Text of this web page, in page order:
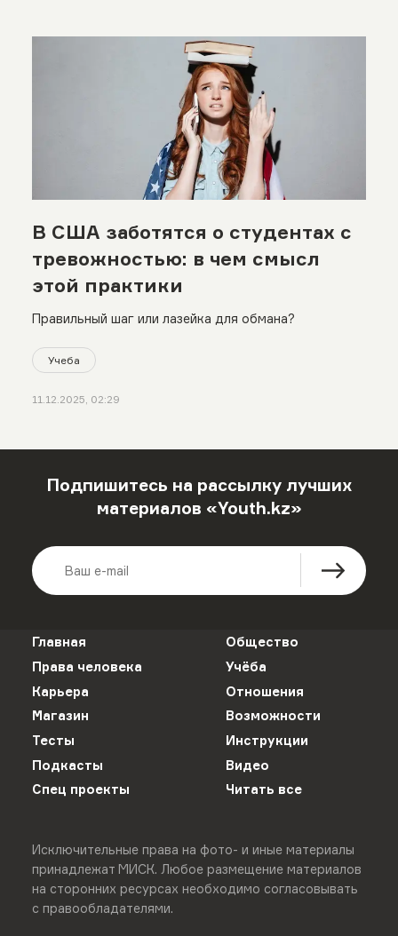
В США заботятся о студентах с
тревожностью: в чем смысл
этой практики
Правильный шаг или лазейка для обмана?
Учеба
11.12.2025, 02:29
Подпишитесь на рассылку лучших
материалов «Youth.kz»
Главная
Общество
Права человека
Учёба
Карьера
Отношения
Магазин
Возможности
Тесты
Инструкции
Подкасты
Видео
Спец проекты
Читать все
Исключительные права на фото- и иные материалы
принадлежат МИСК. Любое размещение материалов
на сторонних ресурсах необходимо согласовывать
с правообладателями.